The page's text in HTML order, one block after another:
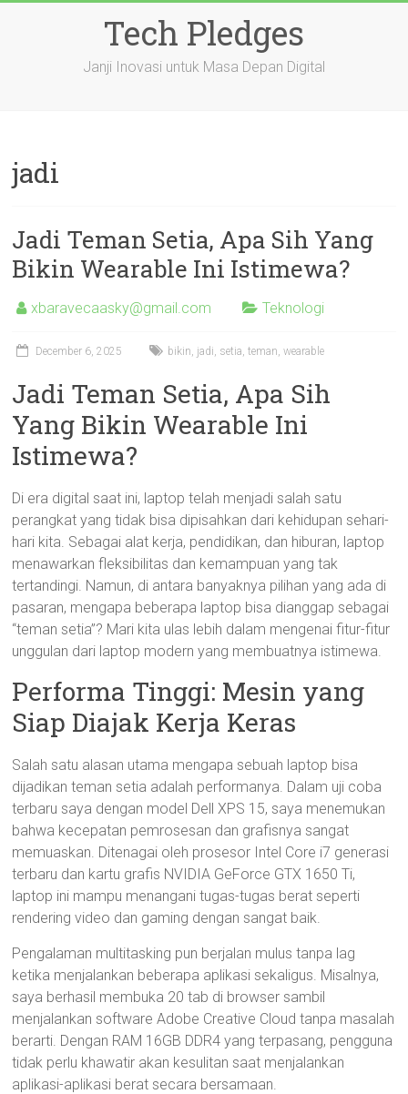
Tech Pledges
Janji Inovasi untuk Masa Depan Digital
jadi
Jadi Teman Setia, Apa Sih Yang
Bikin Wearable Ini Istimewa?
xbaravecaasky@gmail.com Teknologi
December 6, 2025 bikin, jadi, setia,teman,wearable
Jadi Teman Setia, Apa Sih
Yang Bikin Wearable Ini
Istimewa?
Di era digital saat ini, laptop telah menjadi salah satu
perangkat yang tidak bisa dipisahkan dari kehidupan sehari-
hari kita. Sebagai alat kerja, pendidikan, dan hiburan, laptop
menawarkan fleksibilitas dan kemampuan yang tak
tertandingi. Namun, di antara banyaknya pilihan yang ada di
pasaran, mengapa beberapa laptop bisa dianggap sebagai
“teman setia”? Mari kita ulas lebih dalam mengenai fitur-fitur
unggulan dari laptop modern yang membuatnya istimewa.
Performa Tinggi: Mesin yang
Siap Diajak Kerja Keras
Salah satu alasan utama mengapa sebuah laptop bisa
dijadikan teman setia adalah performanya. Dalam uji coba
terbaru saya dengan model Dell XPS 15, saya menemukan
bahwa kecepatan pemrosesan dan grafisnya sangat
memuaskan. Ditenagai oleh prosesor Intel Core i7 generasi
terbaru dan kartu grafis NVIDIA GeForce GTX 1650 Ti,
laptop ini mampu menangani tugas-tugas berat seperti
rendering video dan gaming dengan sangat baik.
Pengalaman multitasking pun berjalan mulus tanpa lag
ketika menjalankan beberapa aplikasi sekaligus. Misalnya,
saya berhasil membuka 20 tab di browser sambil
menjalankan software Adobe Creative Cloud tanpa masalah
berarti. Dengan RAM 16GB DDR4 yang terpasang, pengguna
tidak perlu khawatir akan kesulitan saat menjalankan
aplikasi-aplikasi berat secara bersamaan.